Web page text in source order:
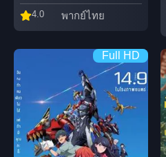
4.0 พากย์ไทย
Full HD